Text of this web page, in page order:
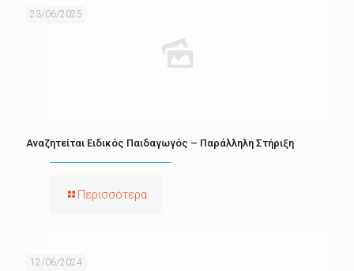
23/06/2025
Αναζητείται Ειδικός Παιδαγωγός – Παράλληλη Στήριξη
Περισσότερα
12/06/2024